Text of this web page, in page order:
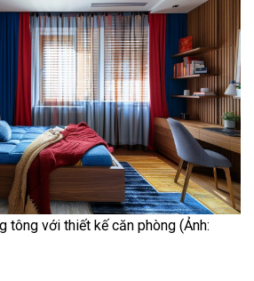
tông với thiết kế căn phòng (Ảnh: